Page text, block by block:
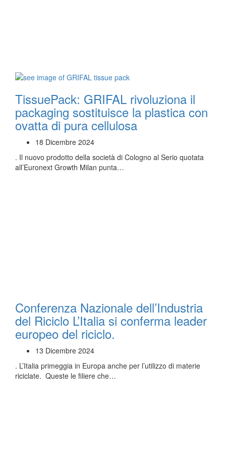
TissuePack: GRIFAL rivoluziona il
packaging sostituisce la plastica con
ovatta di pura cellulosa
18 Dicembre 2024
. Il nuovo prodotto della società di Cologno al Serio quotata
all’Euronext Growth Milan punta…
Conferenza Nazionale dell’Industria
del Riciclo L’Italia si conferma leader
europeo del riciclo.
13 Dicembre 2024
. L’Italia primeggia in Europa anche per l’utilizzo di materie
riciclate. Queste le filiere che…